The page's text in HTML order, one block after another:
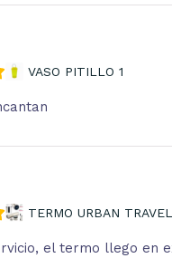
VASO PITILLO 1
TERMO URBAN
el termo llego en